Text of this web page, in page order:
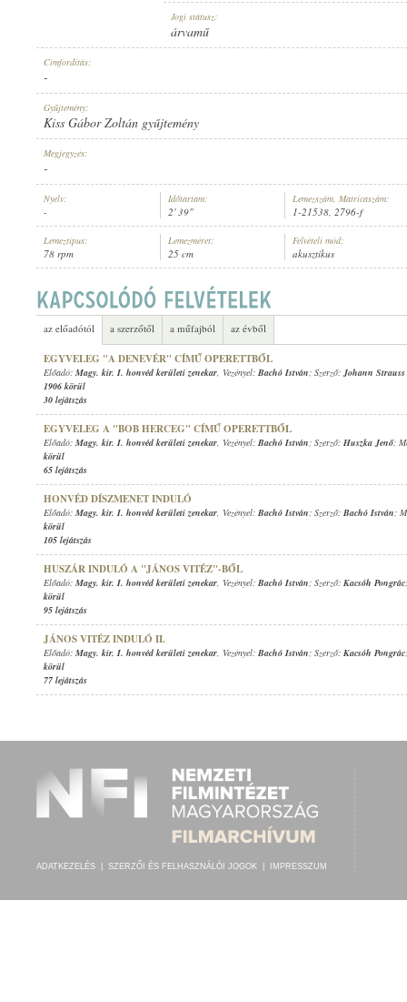
MAGY. KIR. I. HONVÉD KERÜLETI ZENEKAR
LEMEZSZÁM:
Jogi státusz:
árvamű
Címfordítás:
-
Gyűjtemény:
Kiss Gábor Zoltán gyűjtemény
Megjegyzés:
-
Nyelv:
-
Időtartam:
2' 39"
Lemezszám, Matricaszám:
1-21538, 2796-f
Lemeztípus:
78 rpm
Lemezméret:
25 cm
Felvételi mód:
akusztikus
az előadótól a szerzőtől a műfajból az évből
EGYVELEG "A DENEVÉR" CÍMŰ OPERETTBŐL
Előadó: Magy. kir. I. honvéd kerületi zenekar, Vezényel: Bachó István; Szerző:Johann
1906 körül
30 lejátszás
EGYVELEG A "BOB HERCEG" CÍMŰ OPERETTBŐL
Előadó: Magy. kir. I. honvéd kerületi zenekar, Vezényel: Bachó István; Szerző: Huszka Jenő;
körül
65 lejátszás
HONVÉD DÍSZMENET INDULÓ
Előadó: Magy. kir. I. honvéd kerületi zenekar, Vezényel: Bachó István; Szerző: Bachó István;
körül
105 lejátszás
HUSZÁR INDULÓ A "JÁNOS VITÉZ"-BŐL
Előadó: Magy. kir. I. honvéd kerületi zenekar, Vezényel: Bachó István; Szerző: Kacsóh Pongrác
körül
95 lejátszás
JÁNOS VITÉZ INDULÓ II.
Előadó: Magy. kir. I. honvéd kerületi zenekar, Vezényel: Bachó István; Szerző: Kacsóh Pongrác
körül
77 lejátszás
ADATKEZELÉS SZERZŐI ÉS FELHASZNÁLÓI JOGOK IMPRESSZUM